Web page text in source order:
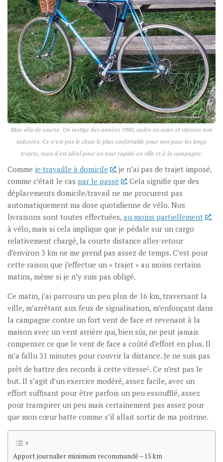
Mon vélo de course. Un vestige des années 1980, cadre en acier et vitesses non
indexées. Ce n’est pas le choix le plus confortable pour moi pour les longs
trajets, mais il est idéal pour un tour rapide en ville et à la campagne.
Comme je travaille à domicile
, je n’ai pas de trajet imposé,
comme c’était le cas par le passé
. Cela signifie que des
déplacements domicile/travail ne me procurent pas
automatiquement ma dose quotidienne de vélo. Nos
livraisons sont toutes effectuées, au moins partiellement
,
à vélo, mais si cela implique que je pédale sur un cargo
relativement chargé, la courte distance aller-retour
d’environ 3 km ne me prend pas assez de temps. C’est pour
cette raison que j’effectue un « trajet » au moins certains
matins, même si je n’y suis pas obligé.
Ce matin, j’ai parcouru un peu plus de 16 km, traversant la
ville, m’arrêtant aux feux de signalisation, m’enfonçant dans
la campagne contre un fort vent de face et revenant à la
maison avec un vent arrière qui, bien sûr, ne peut jamais
compenser ce que le vent de face a coûté d’effort en plus. Il
m’a fallu 31 minutes pour couvrir la distance. Je ne suis pas
prêt de battre des records à cette vitesse1. Ce n’est pas le
but. Il s’agit d’un exercice modéré, assez facile, avec un
effort suffisant pour être parfois un peu essoufflé, assez
pour transpirer un peu mais certainement pas assez pour
que mon cœur batte comme s’il allait sortir de ma poitrine.
Apport journalier minimum recommandé – 15 km